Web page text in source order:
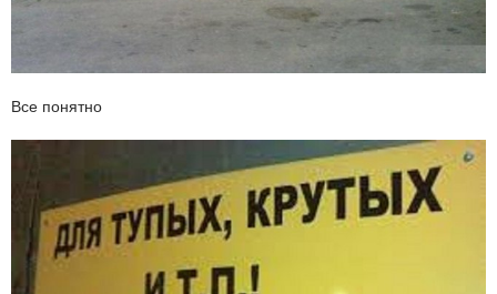
Все понятно